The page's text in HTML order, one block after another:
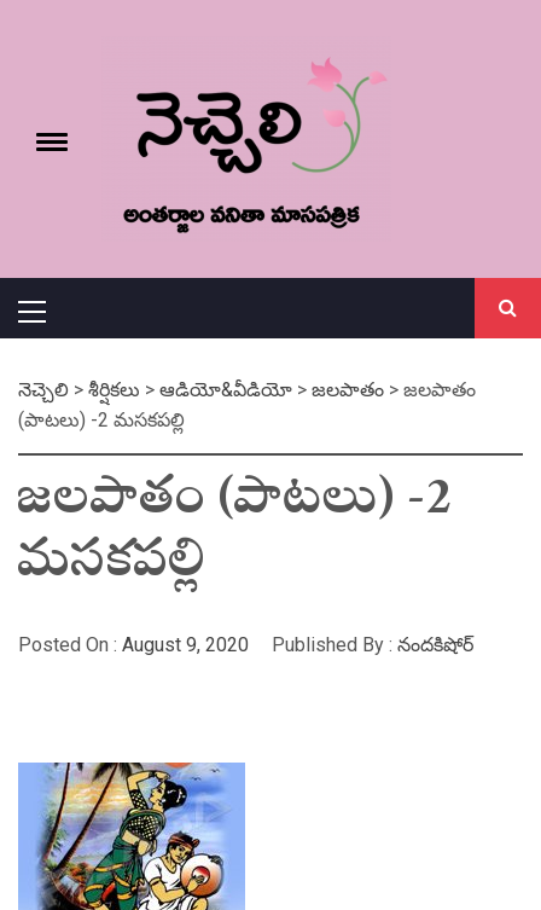
Toggle
Menu
నెచ్చెలి > శీర్షికలు > ఆడియో&వీడియో > జలపాతం > జలపాతం
(పాటలు) -2 మసకపల్లి
జలపాతం (పాటలు) -2
మసకపల్లి
Posted On : August 9, 2020 Published By : నందకిషోర్